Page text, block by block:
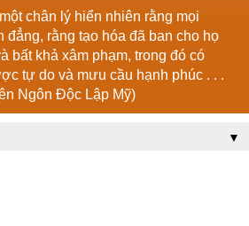
chân lý hiển nhiên rằng mọi
rằng tạo hóa đã ban cho họ
bất khả xâm phạm, trong đó có
tự do và mưu cầu hạnh phúc . . .
Ngôn Độc Lập Mỹ)
▼